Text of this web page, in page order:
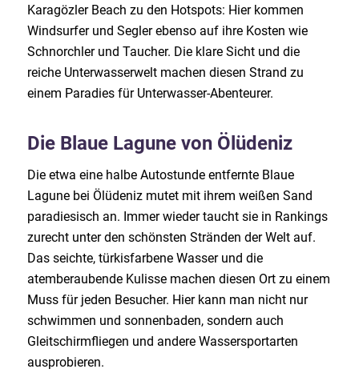
Karagözler Beach zu den Hotspots: Hier kommen
Windsurfer und Segler ebenso auf ihre Kosten wie
Schnorchler und Taucher. Die klare Sicht und die
reiche Unterwasserwelt machen diesen Strand zu
einem Paradies für Unterwasser-Abenteurer.
Die Blaue Lagune von Ölüdeniz
Die etwa eine halbe Autostunde entfernte Blaue
Lagune bei Ölüdeniz mutet mit ihrem weißen Sand
paradiesisch an. Immer wieder taucht sie in Rankings
zurecht unter den schönsten Stränden der Welt auf.
Das seichte, türkisfarbene Wasser und die
atemberaubende Kulisse machen diesen Ort zu einem
Muss für jeden Besucher. Hier kann man nicht nur
schwimmen und sonnenbaden, sondern auch
Gleitschirmfliegen und andere Wassersportarten
ausprobieren.